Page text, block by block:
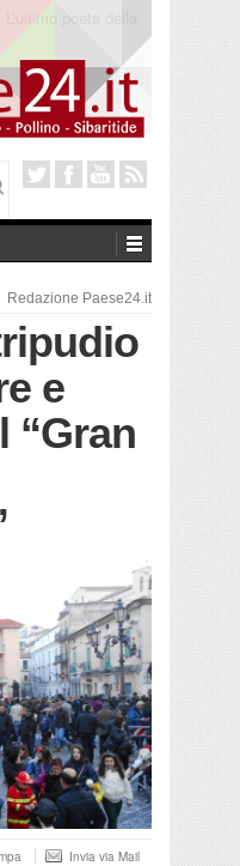
il romanzo di Luigi
Redazione Paese24.it
e
“Gran
Invia via Mail